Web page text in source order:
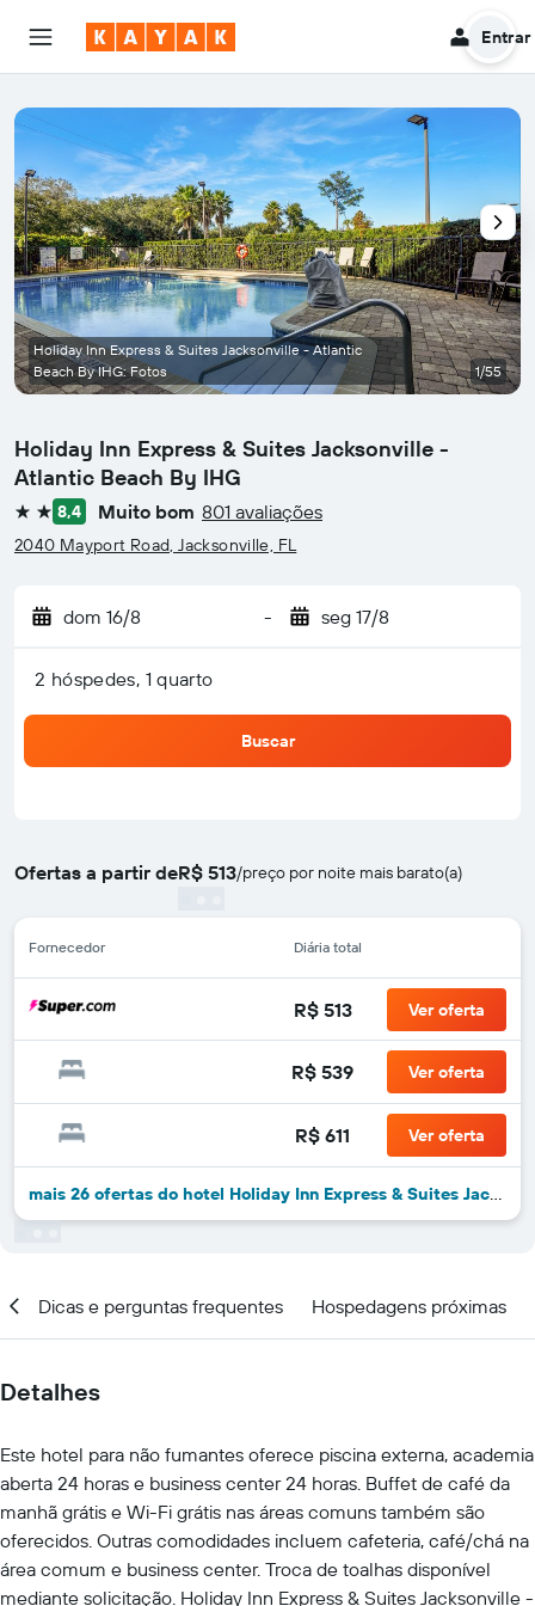
Entrar
Holiday Inn Express & Suites Jacksonville -
Atlantic Beach By IHG
2 estrelas
8,4 Muito bom 801 avaliações
2040 Mayport Road, Jacksonville, FL
dom 16/8 - seg 17/8
2 hóspedes, 1 quarto
Buscar
Ofertas a partir deR$ 513/preço por noite mais barato(a)
Fornecedor Diária total
R$ 513 Ver oferta
R$ 539 Ver oferta
R$ 611 Ver oferta
mais 26 ofertas do hotel Holiday Inn Express & Suites Jacksonville - Atlantic Beach By IHG
Holiday Inn Express & Suites Jacksonville - Atlantic
Beach By IHG: Fotos
1/55
Dicas e perguntas frequentes Hospedagens próximas
Detalhes
Este hotel para não fumantes oferece piscina externa, academia
aberta 24 horas e business center 24 horas. Buffet de café da
manhã grátis e Wi-Fi grátis nas áreas comuns também são
oferecidos. Outras comodidades incluem cafeteria, café/chá na
área comum e business center. Troca de toalhas disponível
mediante solicitação. Holiday Inn Express & Suites Jacksonville -